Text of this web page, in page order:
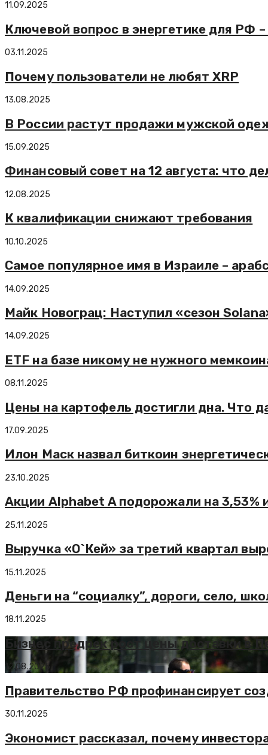
11.09.2025
Ключевой вопрос в энергетике для РФ
03.11.2025
Почему пользователи не любят XRP
13.08.2025
В России растут продажи мужской
15.09.2025
Финансовый совет на 12 августа: что
12.08.2025
К квалификации снижают требования
10.10.2025
Самое популярное имя в Израиле –
14.09.2025
Майк Новограц: Наступил «сезон
14.09.2025
ETF на базе никому не нужного
08.11.2025
Цены на картофель достигли дна. Что
17.09.2025
Илон Маск назвал биткоин
23.10.2025
Акции Alphabet A подорожали на
25.11.2025
Выручка «О`Кей» за третий квартал
15.11.2025
Деньги на “социалку”, дороги, село,
18.11.2025
Бизнес предрек рост цены доставки в
12.08.2025
Правительство РФ профинансирует
30.11.2025
Экономист рассказал, почему